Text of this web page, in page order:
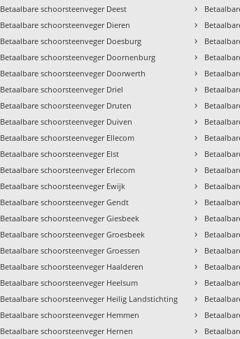
Betaalbare schoorsteenveger Deest
Betaalbare schoorsteenveger Dieren
Betaalbare schoorsteenveger Doesburg
Betaalbare schoorsteenveger Doornenburg
Betaalbare schoorsteenveger Doorwerth
Betaalbare schoorsteenveger Driel
Betaalbare schoorsteenveger Druten
Betaalbare schoorsteenveger Duiven
Betaalbare schoorsteenveger Ellecom
Betaalbare schoorsteenveger Elst
Betaalbare schoorsteenveger Erlecom
Betaalbare schoorsteenveger Ewijk
Betaalbare schoorsteenveger Gendt
Betaalbare schoorsteenveger Giesbeek
Betaalbare schoorsteenveger Groesbeek
Betaalbare schoorsteenveger Groessen
Betaalbare schoorsteenveger Haalderen
Betaalbare schoorsteenveger Heelsum
Betaalbare schoorsteenveger Heilig Landstichting
Betaalbare schoorsteenveger Hemmen
Betaalbare schoorsteenveger Hernen
›
›
›
›
›
›
›
›
›
›
›
›
›
›
›
›
›
›
›
›
›